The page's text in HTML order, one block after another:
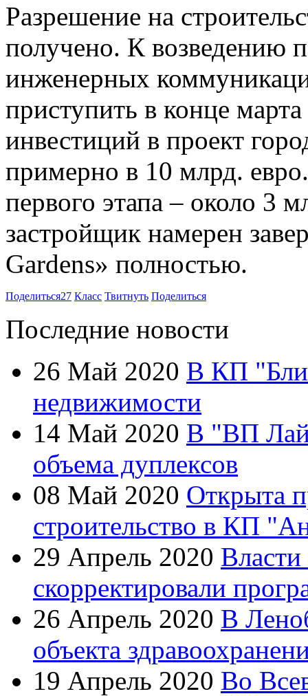
Разрешение на
получено. К возведению
инженерных
приступить в конце
инвестиций в проект
примерно в 10 млрд.
первого этапа – около 3
застройщик намерен
Gardens» полностью.
Поделиться27 Класс Твитнуть Поделиться
Последние новости
26 Май 2020 В КП
недвижимости
14 Май 2020 В "ВП
объема дуплексов
08 Май 2020 Открыта
строительство в КП
29 Апрель 2020
скорректировали
26 Апрель 2020 В
объекта
19 Апрель 2020 Во